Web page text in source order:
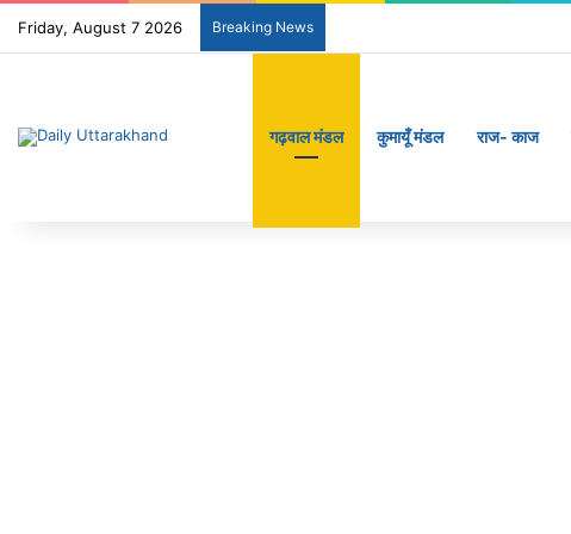
Friday, August 7 2026 Breaking News
गढ़वाल मंडल कुमायूँ मंडल राज- काज